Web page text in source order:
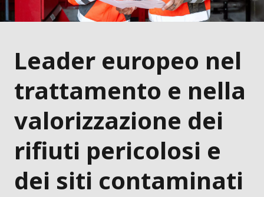
Leader europeo nel
trattamento e nella
valorizzazione dei
rifiuti pericolosi e
dei siti contaminati